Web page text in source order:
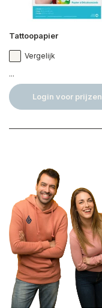
Tattoopapier
Vergelijk
...
Login voor prijzen